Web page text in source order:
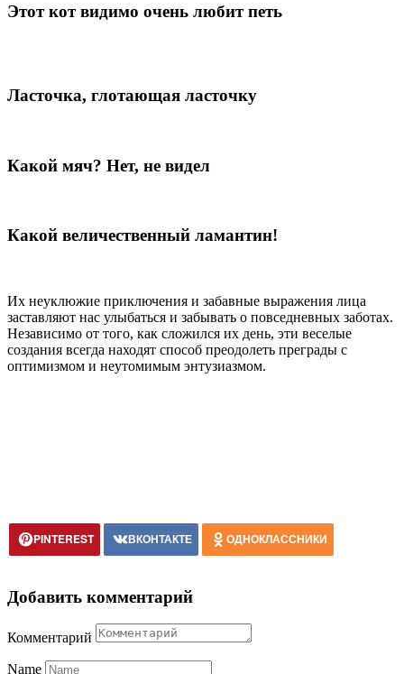
Этот кот видимо очень любит петь
Ласточка, глотающая ласточку
Какой мяч? Нет, не видел
Какой величественный ламантин!
Их неуклюжие приключения и забавные выражения лица
заставляют нас улыбаться и забывать о повседневных заботах.
Независимо от того, как сложился их день, эти веселые
создания всегда находят способ преодолеть преграды с
оптимизмом и неутомимым энтузиазмом.
PINTEREST ВКОНТАКТЕ ОДНОКЛАССНИКИ
Добавить комментарий
Комментарий
Name